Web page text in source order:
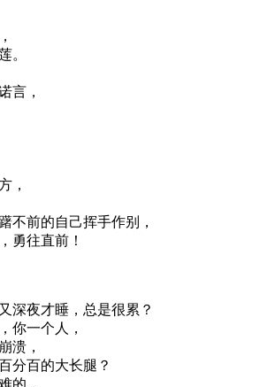
。
言，
，
不前的自己挥手作别，
勇往直前！
深夜才睡，总是很累？
你一个人，
溃，
分百的大长腿？
的，